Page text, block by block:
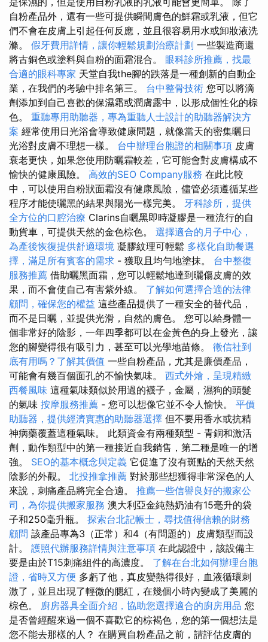
自粉產品外，還有一些可提供瞬間膚色的鮮霜或乳液，但它
們不會在皮膚上引起任何反應，並且很容易用水或卸妝液洗
滌。 假牙費用詳情，讓你輕鬆規劃治療計劃 一些製造商還
將古銅色或塗料與自粉的面霜混合。 眼科診所推薦，找最
合適的眼科專家 天堂自我the腳的跌落是一種創新的自動企
業，在我們的考驗中排名第三。 台中整骨技術 您可以將滴
劑添加到自己喜歡的保濕霜或潤膚露中，以形成個性化的棕
色。 重聽專用助聽器，專為重聽人士設計的助聽器解決方
案 經常使用日光浴會導致健康問題，就像當天的密集曬日
光浴對皮膚不理想一樣。 台中辦理台胞證的相關事項 皮膚
衰老更快，如果您使用防曬霜較差，它可能會對皮膚構成不
愉快的健康風險。 高效的SEO Company服務 在此比較
中，可以使用自粉狀面霜沒有健康風險，儘管必須遵循某些
程序才能使曬黑的結果與陽光一樣完美。 牙科診所，提供
全方位的口腔治療 Clarins自曬黑即時凝膠是一種流行的自
動貨車，可提供天然的金色棕色。 選擇適合的月子中心，
為產後恢復提供舒適環境 凝膠紋理可輕鬆 多樣化自助餐選
擇，滿足所有賓客的需求 - 獲取且均勻地塗抹。 台中整復
服務推薦 借助曬黑面霜，您可以輕鬆地達到曬傷皮膚的效
果，而不會使自己有害紫外線。 了解如何選擇合適的法律
顧問，確保您的權益 這些產品提供了一種安全的替代品，
而不是日曬，並提供光滑，自然的膚色。 您可以給身體一
個非常好的陰影，一年四季都可以在金黃色的身上發光，讓
您的腳變得很有吸引力，甚至可以光學地苗條。 徵信社到
底有用嗎？了解其價值 一些自粉產品，尤其是廉價產品，
可能會有幾百個面孔的不愉快氣味。 西式外燴，呈現精緻
西餐風味 這種氣味類似於用過的襪子，金屬，濕狗的頭髮
的氣味 按摩服務推薦 - 您可以想像它並不令人愉快。 平價
助聽器，提供經濟實惠的助聽器選擇 但不要用香水或抗精
神病藥覆蓋這種氣味。 此類資金有兩種類型 - 青銅和激活
劑，動作類型中的第一種接近自我銷售，第二種是唯一的增
強。 SEO的基本概念與定義 它促進了沒有斑點的天然天然
陰影的外觀。 北投推拿推薦 對於那些想獲得非常深色的人
來說，刺痛產品將完全合適。 推薦一些信譽良好的搬家公
司，為你提供搬家服務 澳大利亞金純熱奶油有15毫升的袋
子和250毫升瓶。 探索台北記帳士，尋找值得信賴的財務
顧問 該產品專為3（正常）和4（有問題的）皮膚類型而設
計。 護照代辦服務詳情與注意事項 在此認證中，該設備主
要是由於T15刺痛組件的高濃度。 了解在台北如何辦理台胞
證，省時又方便 多虧了他，真皮變熱得很好，血液循環刺
激了，並且出現了輕微的腮紅，在幾個小時內變成了美麗的
棕色。 廚房器具全面介紹，協助您選擇適合的廚房用品 您
是否曾經醒來過一個不喜歡它的棕褐色，您的第一個想法是
您不能去那樣的人？ 在購買自粉產品之前，請評估皮膚的